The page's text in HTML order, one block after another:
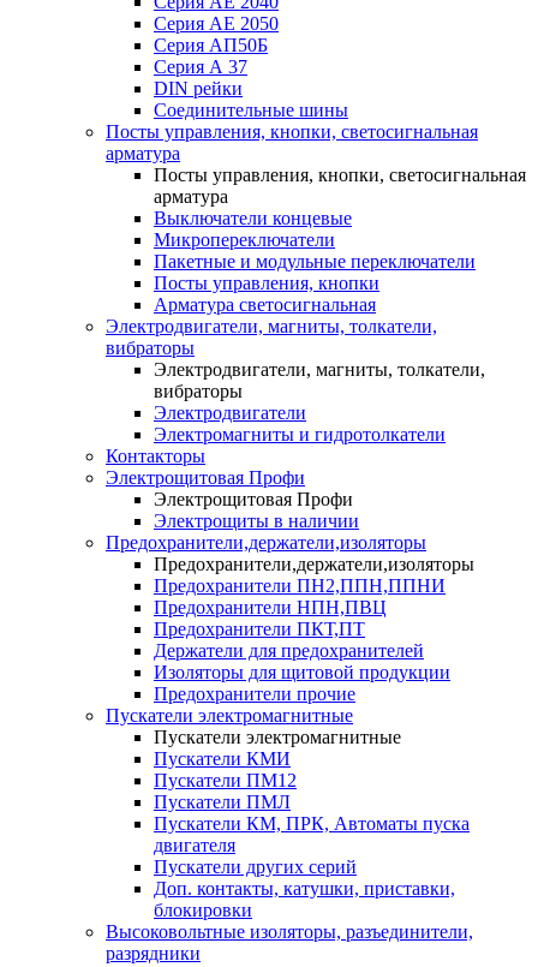
Серия АЕ 2050
Серия АП50Б
Серия А 37
DIN рейки
Соединительные шины
Посты управления, кнопки, светосигнальная
арматура
Посты управления, кнопки, светосигнальная
арматура
Выключатели концевые
Микропереключатели
Пакетные и модульные переключатели
Посты управления, кнопки
Арматура светосигнальная
Электродвигатели, магниты, толкатели,
вибраторы
Электродвигатели, магниты, толкатели,
вибраторы
Электродвигатели
Электромагниты и гидротолкатели
Контакторы
Электрощитовая Профи
Электрощитовая Профи
Электрощиты в наличии
Предохранители,держатели,изоляторы
Предохранители,держатели,изоляторы
Предохранители ПН2,ППН,ППНИ
Предохранители НПН,ПВЦ
Предохранители ПКТ,ПТ
Держатели для предохранителей
Изоляторы для щитовой продукции
Предохранители прочие
Пускатели электромагнитные
Пускатели электромагнитные
Пускатели КМИ
Пускатели ПМ12
Пускатели ПМЛ
Пускатели КМ, ПРК, Автоматы пуска
двигателя
Пускатели других серий
Доп. контакты, катушки, приставки,
блокировки
Высоковольтные изоляторы, разъединители,
разрядники